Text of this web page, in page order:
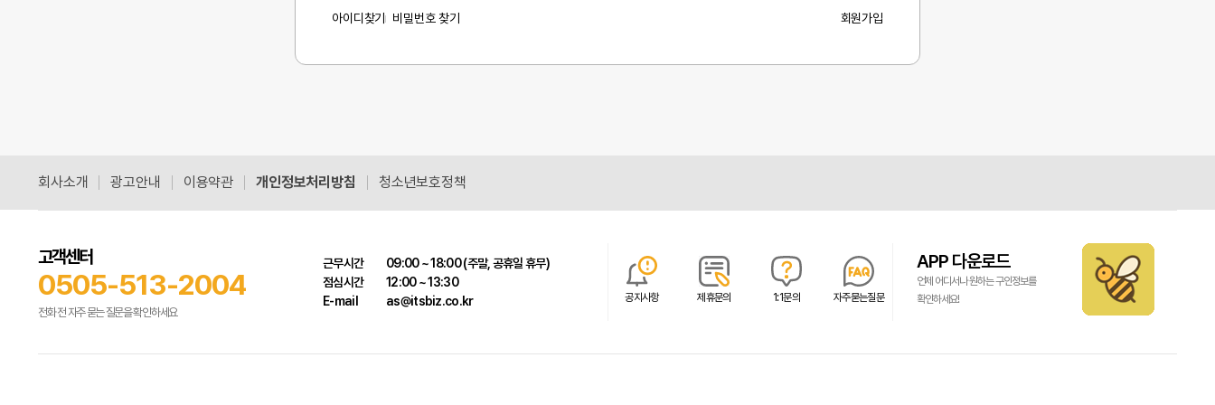
아이디찾기 비밀번호 찾기 회원가입
회사소개 광고안내 이용약관 개인정보처리방침 청소년보호정책
고객센터
0505-513-2004
전화 전 자주 묻는 질문을 확인하세요
근무시간
09:00 ~ 18:00 (주말, 공휴일 휴무)
점심시간
12:00 ~ 13:30
E-mail
as@itsbiz.co.kr 공지사항 제휴문의 1:1문의 자주묻는질문
APP 다운로드
언제 어디서나 원하는 구인정보를
확인하세요!